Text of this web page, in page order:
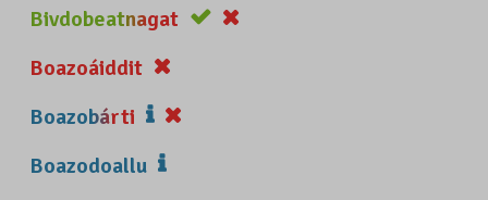
Bivdobeatnagat
Boazoáiddit
Boazobárti
Boazodoallu